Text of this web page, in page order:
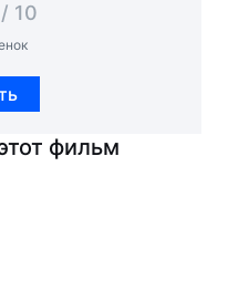
/ 10
фильм